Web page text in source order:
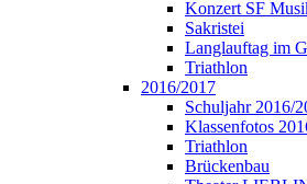
Konzert SF
Sakristei
Langlauftag im
Triathlon
2016/2017
Schuljahr 2016/
Klassenfotos
Triathlon
Brückenbau